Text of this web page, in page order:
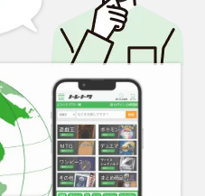
￥3,100
セレナ S11a 081/068
￥3,100
ヒビキの冒険 SV9a
089/063 SAR
￥3,100
メガレックウザex M6
095/076 SR
キハダ SV1a
099/073 SAR
￥2,800
サザンドラex SV8
133/106 SAR
サナ S7R 077/067
SR